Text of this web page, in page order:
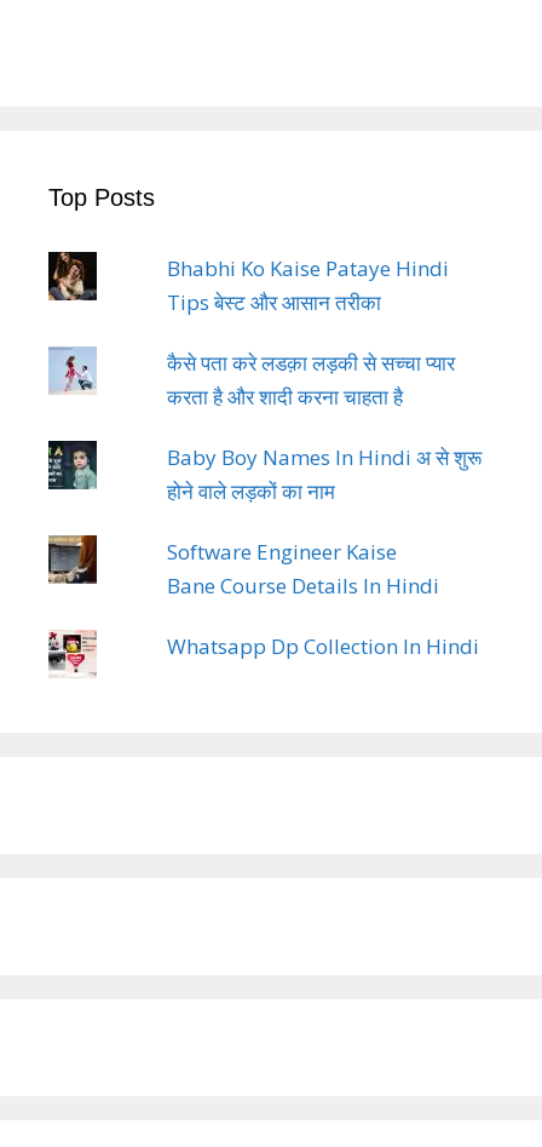
Top Posts
Bhabhi Ko Kaise Pataye Hindi
Tips बेस्ट और आसान तरीका
कैसे पता करे लडक़ा लड़की से सच्चा प्यार
करता है और शादी करना चाहता है
Baby Boy Names In Hindi अ से शुरू
होने वाले लड़कों का नाम
Software Engineer Kaise
Bane Course Details In Hindi
Whatsapp Dp Collection In Hindi